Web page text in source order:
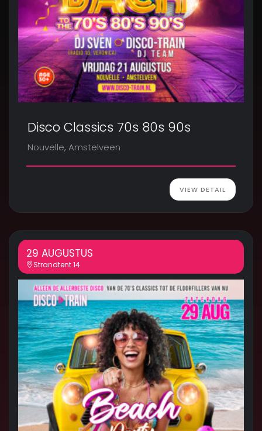
Disco Classics 70s 80s 90s
Nouvelle, Amstelveen
VIEW DETAIL
29 AUGUSTUS
Strandtent 14